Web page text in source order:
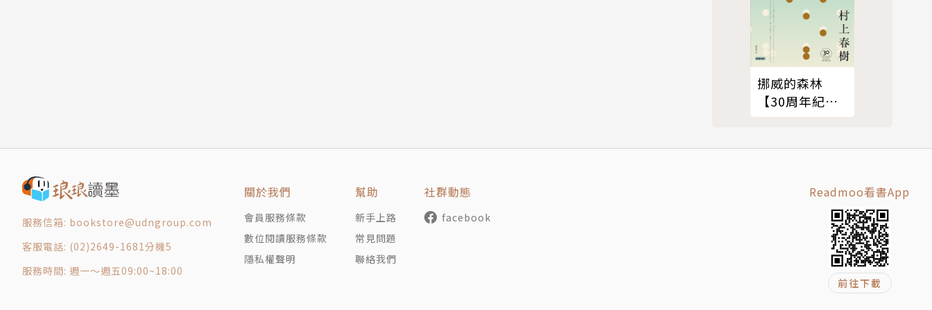
奧崴尼‧卡勒盛Auvinni Kadreseng
西元1945年11月15日出生於舊好茶。1952年入學於該部落的國民小學，直到1958年國小畢業之後，隨著父母親學習務
第二十章 斷崖小徑施工的情形
第二十二章 禮納里的時代來臨
結語
挪威的森林
【30周年紀念
服務信箱: bookstore@udngroup.com
客服電話: (02)2649-1681分機5
服務時間: 週一～週五09:00~18:00
關於我們
會員服務條款
數位閱讀服務條款
隱私權聲明
幫助
新手上路
常見問題
聯絡我們
社群動態
facebook
Readmoo看書App
前往下載